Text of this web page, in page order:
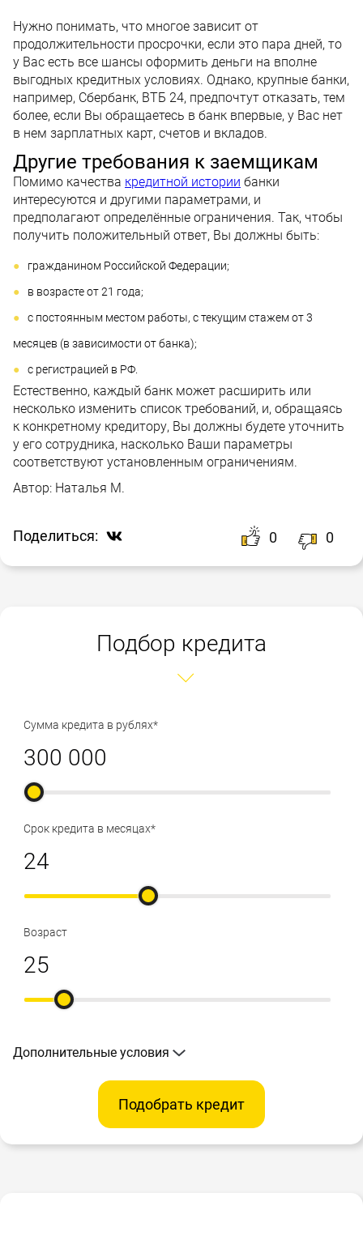
Нужно понимать, что многое зависит от
продолжительности просрочки, если это пара дней, то
у Вас есть все шансы оформить деньги на вполне
выгодных кредитных условиях. Однако, крупные банки,
например, Сбербанк, ВТБ 24, предпочтут отказать, тем
более, если Вы обращаетесь в банк впервые, у Вас нет
в нем зарплатных карт, счетов и вкладов.
Другие требования к заемщикам
Помимо качества кредитной истории банки
интересуются и другими параметрами, и
предполагают определённые ограничения. Так, чтобы
получить положительный ответ, Вы должны быть:
гражданином Российской Федерации;
в возрасте от 21 года;
с постоянным местом работы, с текущим стажем от 3
месяцев (в зависимости от банка);
с регистрацией в РФ.
Естественно, каждый банк может расширить или
несколько изменить список требований, и, обращаясь
к конкретному кредитору, Вы должны будете уточнить
у его сотрудника, насколько Ваши параметры
соответствуют установленным ограничениям.
Автор: Наталья М.
Поделиться: 0 0
Подбор кредита
Сумма кредита в рублях*
Срок кредита в месяцах*
Возраст
Дополнительные условия
Подобрать кредит